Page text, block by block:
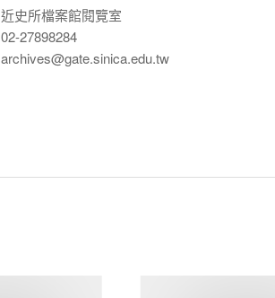
近史所檔案館閱覽室
02-27898284
archives@gate.sinica.edu.tw